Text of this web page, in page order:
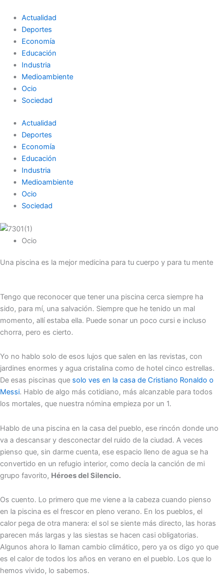
contenido
Actualidad
Deportes
Economía
Educación
Industria
Medioambiente
Ocio
Sociedad
Actualidad
Deportes
Economía
Educación
Industria
Medioambiente
Ocio
Sociedad
Ocio
Una piscina es la mejor medicina para tu cuerpo y para tu mente
Tengo que reconocer que tener una piscina cerca siempre ha
sido, para mí, una salvación. Siempre que he tenido un mal
momento, allí estaba ella. Puede sonar un poco cursi e incluso
chorra, pero es cierto.
Yo no hablo solo de esos lujos que salen en las revistas, con
jardines enormes y agua cristalina como de hotel cinco estrellas.
De esas piscinas que solo ves en la casa de Cristiano Ronaldo o
Messi. Hablo de algo más cotidiano, más alcanzable para todos
los mortales, que nuestra nómina empieza por un 1.
Hablo de una piscina en la casa del pueblo, ese rincón donde uno
va a descansar y desconectar del ruido de la ciudad. A veces
pienso que, sin darme cuenta, ese espacio lleno de agua se ha
convertido en un refugio interior, como decía la canción de mi
grupo favorito, Héroes del Silencio.
Os cuento. Lo primero que me viene a la cabeza cuando pienso
en la piscina es el frescor en pleno verano. En los pueblos, el
calor pega de otra manera: el sol se siente más directo, las horas
parecen más largas y las siestas se hacen casi obligatorias.
Algunos ahora lo llaman cambio climático, pero ya os digo yo que
es el calor de todos los años en verano en el pueblo. Los que lo
hemos vivido, lo sabemos.